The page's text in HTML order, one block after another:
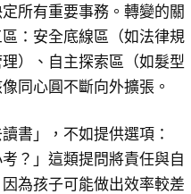
所有重要事務。轉變的關
：安全底線區（如法律規
）、自主探索區（如髮型
同心圓不斷向外擴張。
書」，不如提供選項：
？」這類提問將責任與自
為孩子可能做出效率較差